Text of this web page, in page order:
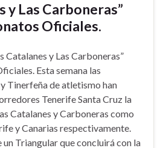
y Las Carboneras”
Oficiales.
Catalanes y Las Carboneras”
Esta semana las
Tinerfeña de atletismo han
Tenerife Santa Cruz la
Catalanes y Carboneras como
y Canarias respectivamente.
Triangular que concluirá con la